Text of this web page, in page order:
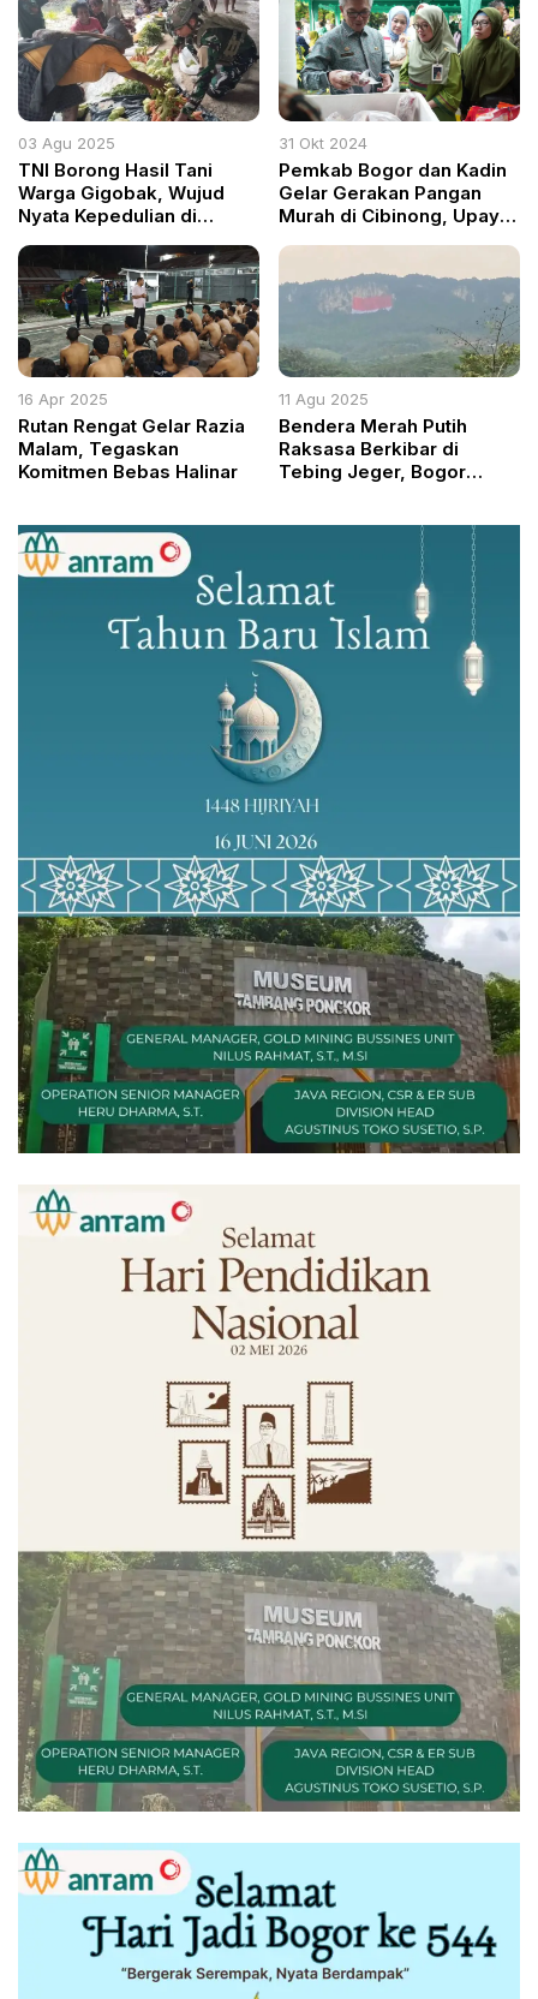
Tegaskan Pentingnya
Ukhuwah Islamiyah
03 Agu 2025
TNI Borong Hasil Tani
Warga Gigobak, Wujud
Nyata Kepedulian di
31 Okt 2024
Pemkab Bogor dan Kadin
Gelar Gerakan Pangan
Murah di Cibinong, Upaya
Kendalikan Inflasi
16 Apr 2025
Rutan Rengat Gelar Razia
Malam, Tegaskan
Komitmen Bebas Halinar
11 Agu 2025
Bendera Merah Putih
Raksasa Berkibar di
Tebing Jeger, Bogor